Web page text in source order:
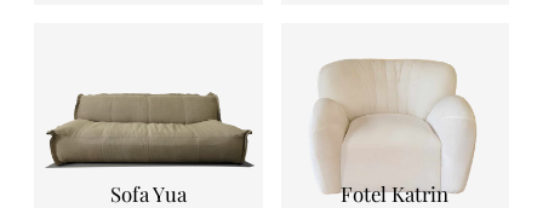
Sofa Yua Fotel Katrin